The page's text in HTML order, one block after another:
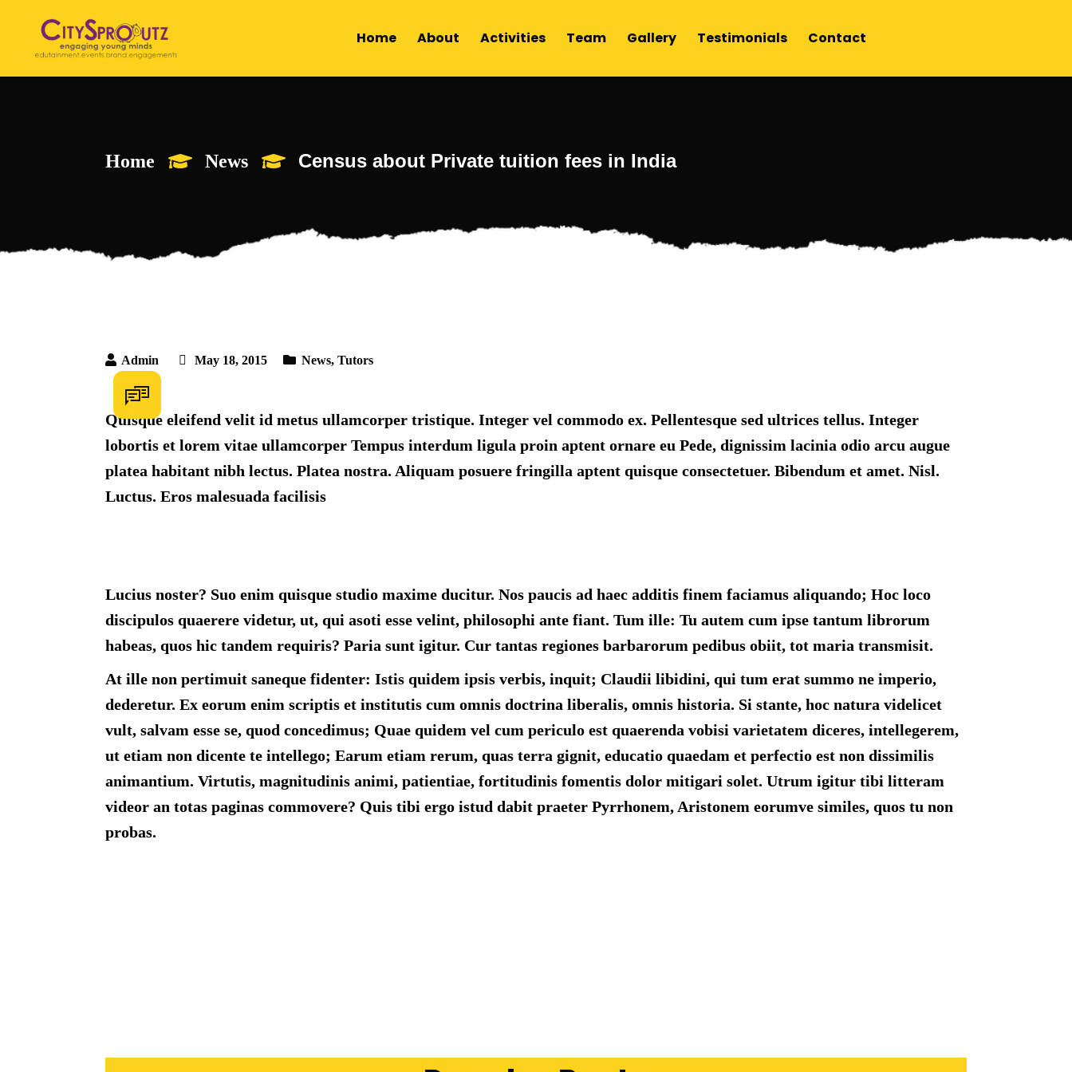
Home About Activities Team Gallery Testimonials Contact
Home News Census about Private tuition fees in India
Admin May 18, 2015 News, Tutors
Quisque eleifend velit id metus ullamcorper tristique. Integer vel commodo ex. Pellentesque sed ultrices tellus. Integer
lobortis et lorem vitae ullamcorper Tempus interdum ligula proin aptent ornare eu Pede, dignissim lacinia odio arcu augue
platea habitant nibh lectus. Platea nostra. Aliquam posuere fringilla aptent quisque consectetuer. Bibendum et amet. Nisl.
Luctus. Eros malesuada facilisis
Lucius noster? Suo enim quisque studio maxime ducitur. Nos paucis ad haec additis finem faciamus aliquando; Hoc loco
discipulos quaerere videtur, ut, qui asoti esse velint, philosophi ante fiant. Tum ille: Tu autem cum ipse tantum librorum
habeas, quos hic tandem requiris? Paria sunt igitur. Cur tantas regiones barbarorum pedibus obiit, tot maria transmisit.
At ille non pertimuit saneque fidenter: Istis quidem ipsis verbis, inquit; Claudii libidini, qui tum erat summo ne imperio,
dederetur. Ex eorum enim scriptis et institutis cum omnis doctrina liberalis, omnis historia. Si stante, hoc natura videlicet
vult, salvam esse se, quod concedimus; Quae quidem vel cum periculo est quaerenda vobisi varietatem diceres, intellegerem,
ut etiam non dicente te intellego; Earum etiam rerum, quas terra gignit, educatio quaedam et perfectio est non dissimilis
animantium. Virtutis, magnitudinis animi, patientiae, fortitudinis fomentis dolor mitigari solet. Utrum igitur tibi litteram
videor an totas paginas commovere? Quis tibi ergo istud dabit praeter Pyrrhonem, Aristonem eorumve similes, quos tu non
probas.